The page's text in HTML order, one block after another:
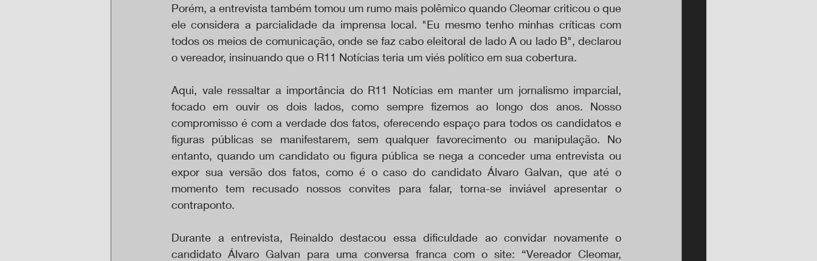
Porém, a entrevista também tomou um rumo mais polêmico quando Cleomar criticou o que
ele considera a parcialidade da imprensa local. "Eu mesmo tenho minhas críticas com
todos os meios de comunicação, onde se faz cabo eleitoral de lado A ou lado B", declarou
o vereador, insinuando que o R11 Notícias teria um viés político em sua cobertura.
Aqui, vale ressaltar a importância do R11 Notícias em manter um jornalismo imparcial,
focado em ouvir os dois lados, como sempre fizemos ao longo dos anos. Nosso
compromisso é com a verdade dos fatos, oferecendo espaço para todos os candidatos e
figuras públicas se manifestarem, sem qualquer favorecimento ou manipulação. No
entanto, quando um candidato ou figura pública se nega a conceder uma entrevista ou
expor sua versão dos fatos, como é o caso do candidato Álvaro Galvan, que até o
momento tem recusado nossos convites para falar, torna-se inviável apresentar o
contraponto.
Durante a entrevista, Reinaldo destacou essa dificuldade ao convidar novamente o
candidato Álvaro Galvan para uma conversa franca com o site: “Vereador Cleomar,